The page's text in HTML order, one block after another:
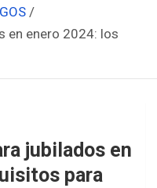
en enero 2024: los
jubilados en
para